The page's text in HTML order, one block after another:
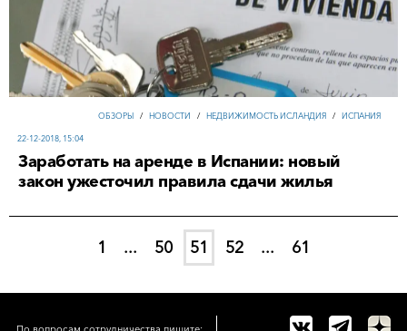
ОБЗОРЫ / НОВОСТИ / НЕДВИЖИМОСТЬ ИСЛАНДИЯ / ИСПАНИЯ
22-12-2018, 15:04
Заработать на аренде в Испании: новый
закон ужесточил правила сдачи жилья
1 ... 50 51 52 ... 61